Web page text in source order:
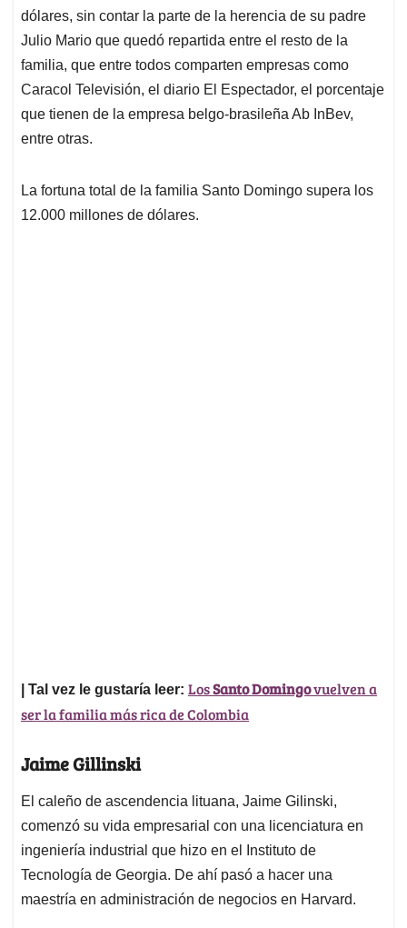
dólares, sin contar la parte de la herencia de su padre
Julio Mario que quedó repartida entre el resto de la
familia, que entre todos comparten empresas como
Caracol Televisión, el diario El Espectador, el porcentaje
que tienen de la empresa belgo-brasileña Ab InBev,
entre otras.
La fortuna total de la familia Santo Domingo supera los
12.000 millones de dólares.
| Tal vez le gustaría leer: LosSanto Domingovuelven a
ser la familia más rica de Colombia
Jaime Gillinski
El caleño de ascendencia lituana, Jaime Gilinski,
comenzó su vida empresarial con una licenciatura en
ingeniería industrial que hizo en el Instituto de
Tecnología de Georgia. De ahí pasó a hacer una
maestría en administración de negocios en Harvard.